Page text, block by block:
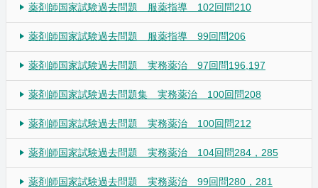
薬剤師国家試験過去問題 服薬指導 102回問210
薬剤師国家試験過去問題 服薬指導 99回問206
薬剤師国家試験過去問題 実務薬治 97回問196,197
薬剤師国家試験過去問題集 実務薬治 100回問208
薬剤師国家試験過去問題 実務薬治 100回問212
薬剤師国家試験過去問題 実務薬治 104回問284，285
薬剤師国家試験過去問題 実務薬治 99回問280，281